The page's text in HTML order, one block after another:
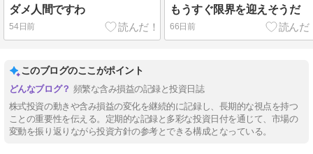
ダメ人間ですわ
54日前
もうすぐ限界を迎えそうだ
66日前
このブログのここがポイント
頻繁な含み損益の記録と投資日誌
株式投資の動きや含み損益の変化を継続的に記録し、長期的な視点を持つ
ことの重要性を伝える。定期的な記録と多彩な投資日付を通じて、市場の
変動を振り返りながら投資方針の参考とできる構成となっている。